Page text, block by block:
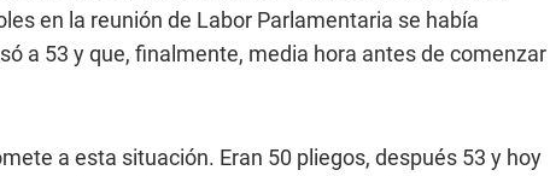
en la reunión de Labor Parlamentaria se había
a 53 y que, finalmente, media hora antes de comenzar
a esta situación. Eran 50 pliegos, después 53 y hoy